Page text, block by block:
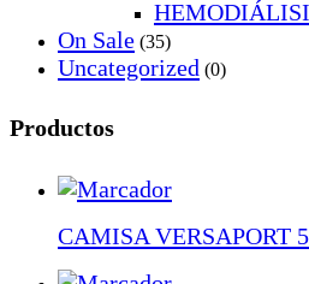
On Sale (35)
Uncategorized (0)
Productos
CAMISA VERSAPORT